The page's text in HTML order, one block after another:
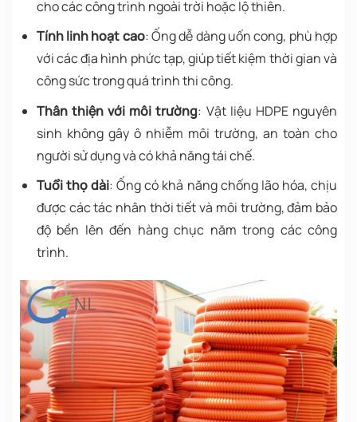
cho các công trình ngoài trời hoặc lộ thiên.
Tính linh hoạt cao: Ống dễ dàng uốn cong, phù hợp
với các địa hình phức tạp, giúp tiết kiệm thời gian và
công sức trong quá trình thi công.
Thân thiện với môi trường: Vật liệu HDPE nguyên
sinh không gây ô nhiễm môi trường, an toàn cho
người sử dụng và có khả năng tái chế.
Tuổi thọ dài: Ống có khả năng chống lão hóa, chịu
được các tác nhân thời tiết và môi trường, đảm bảo
độ bền lên đến hàng chục năm trong các công
trình.